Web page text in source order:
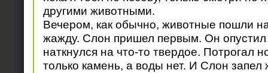
другими животными.
Вечером, как обычно, животные пошли
жажду. Слон пришел первым. Он опустил
наткнулся на что-то твердое. Потрогал
только камень, а воды нет. И Слон